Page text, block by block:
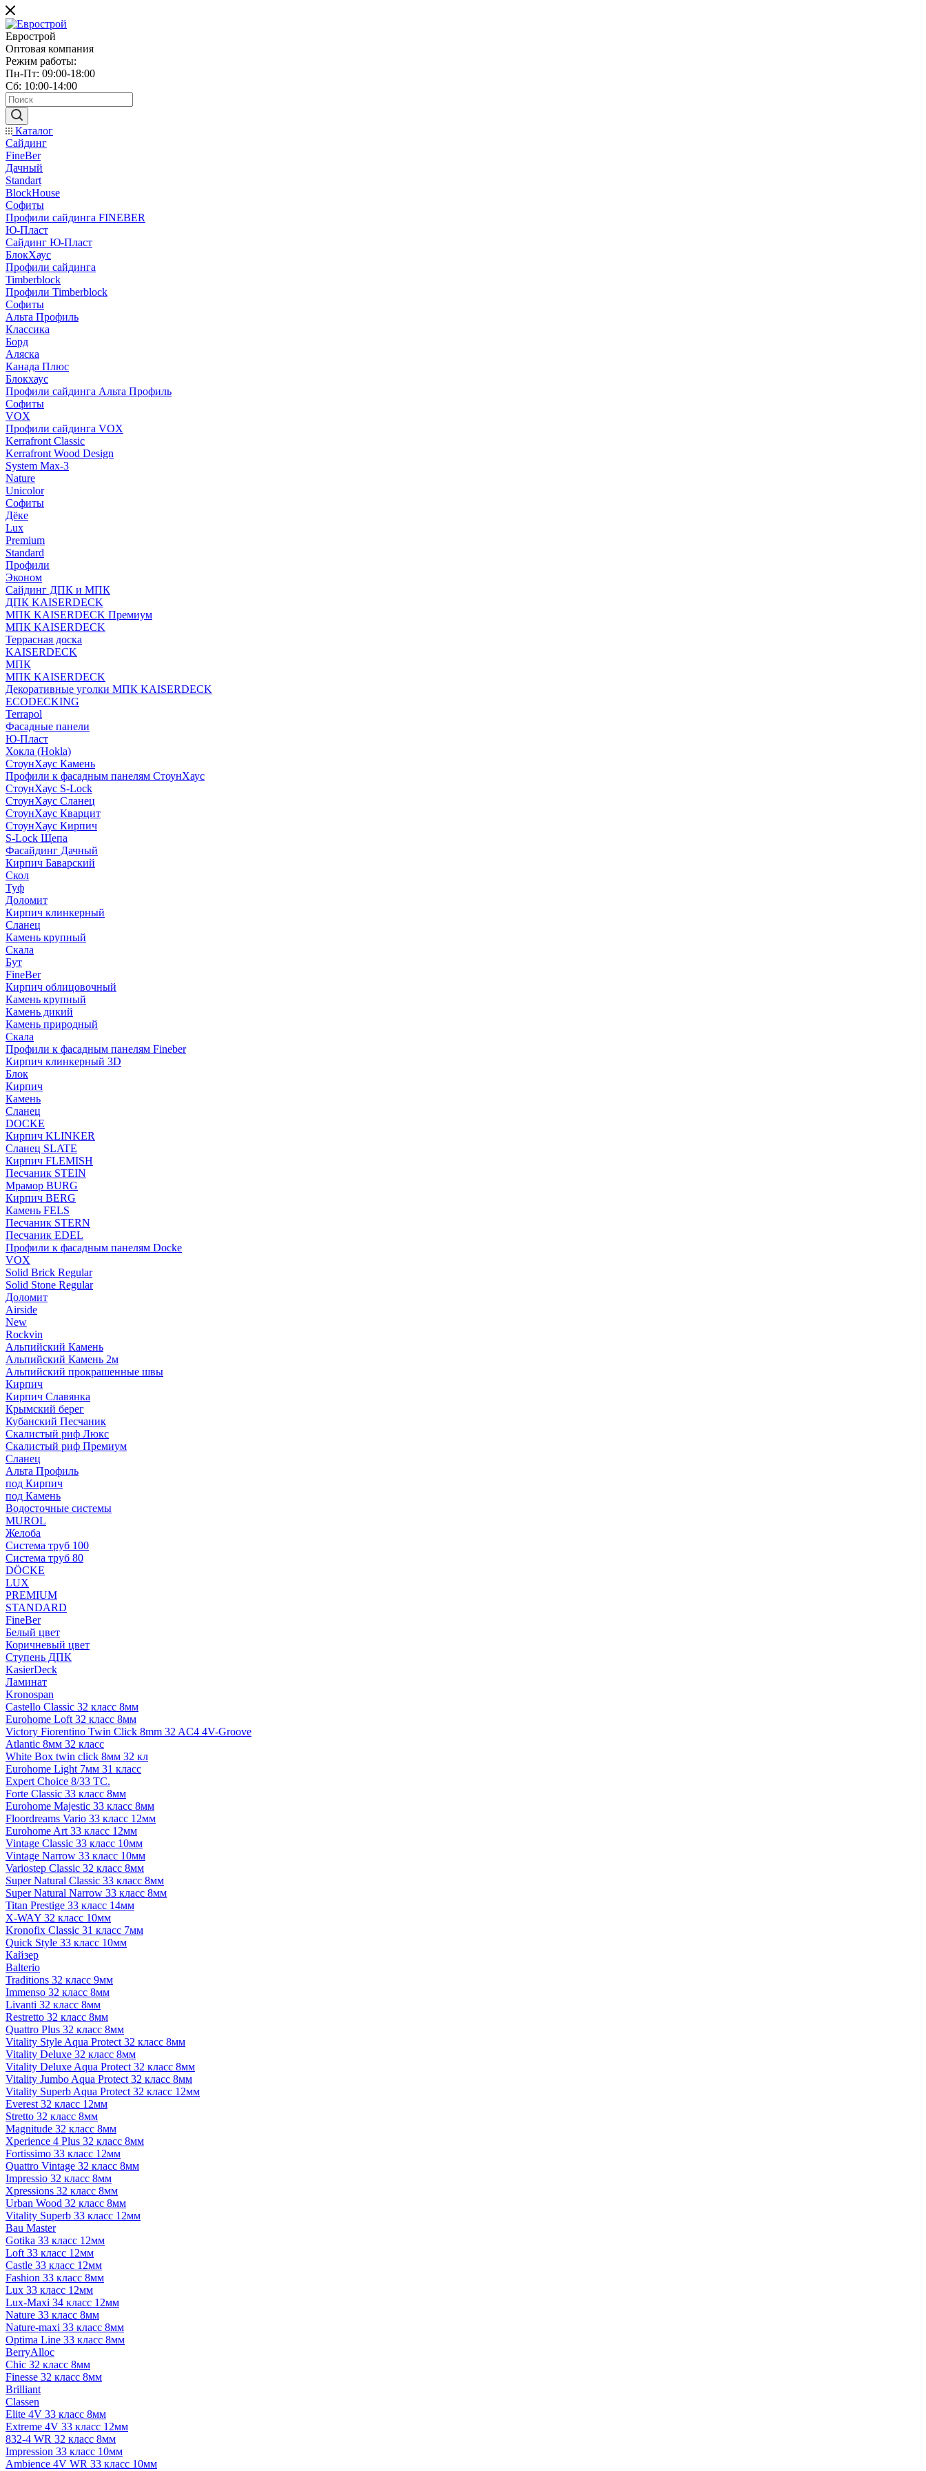
Еврострой
Оптовая компания
Режим работы:
Пн-Пт: 09:00-18:00
Сб: 10:00-14:00
Каталог
Сайдинг
FineBer
Дачный
Standart
BlockHouse
Софиты
Профили сайдинга FINEBER
Ю-Пласт
Сайдинг Ю-Пласт
БлокХаус
Профили сайдинга
Timberblock
Профили Timberblock
Софиты
Альта Профиль
Классика
Борд
Аляска
Канада Плюс
Блокхаус
Профили сайдинга Альта Профиль
Софиты
VOX
Профили сайдинга VOX
Kerrafront Classic
Kerrafront Wood Design
System Max-3
Nature
Unicolor
Софиты
Дёке
Lux
Premium
Standard
Профили
Эконом
Сайдинг ДПК и МПК
ДПК KAISERDECK
МПК KAISERDECK Премиум
МПК KAISERDECK
Террасная доска
KAISERDECK
МПК
МПК KAISERDECK
Декоративные уголки МПК KAISERDECK
ECODECKING
Terrapol
Фасадные панели
Ю-Пласт
Хокла (Hokla)
СтоунХаус Камень
Профили к фасадным панелям СтоунХаус
СтоунХаус S-Lock
СтоунХаус Сланец
СтоунХаус Кварцит
СтоунХаус Кирпич
S-Lock Щепа
Фасайдинг Дачный
Кирпич Баварский
Скол
Туф
Доломит
Кирпич клинкерный
Сланец
Камень крупный
Скала
Бут
FineBer
Кирпич облицовочный
Камень крупный
Камень дикий
Камень природный
Скала
Профили к фасадным панелям Fineber
Кирпич клинкерный 3D
Блок
Кирпич
Камень
Сланец
DOCKE
Кирпич KLINKER
Сланец SLATE
Кирпич FLEMISH
Пес­ча­ник STEIN
Мрамор BURG
Кирпич BERG
Камень FELS
Пес­ча­ник STERN
Пес­ча­ник EDEL
Профили к фасадным панелям Docke
VOX
Solid Brick Regular
Solid Stone Regular
Доломит
Airside
New
Rockvin
Альпийский Камень
Альпийский Камень 2м
Альпийский прокрашенные швы
Кирпич
Кирпич Славянка
Крымский берег
Кубанский Песчаник
Скалистый риф Люкс
Скалистый риф Премиум
Сланец
Альта Профиль
под Кирпич
под Камень
Водосточные системы
MUROL
Желоба
Система труб 100
Система труб 80
DÖCKE
LUX
PREMIUM
STANDARD
FineBer
Белый цвет
Коричневый цвет
Ступень ДПК
KasierDeck
Ламинат
Kronospan
Castello Classic 32 класс 8мм
Eurohome Loft 32 класс 8мм
Victory Fiorentino Twin Click 8mm 32 AC4 4V-Groove
Atlantic 8мм 32 класс
White Box twin click 8мм 32 кл
Eurohome Light 7мм 31 класс
Expert Choice 8/33 TC.
Forte Classic 33 класс 8мм
Eurohome Majestic 33 класс 8мм
Floordreams Vario 33 класс 12мм
Eurohome Art 33 класс 12мм
Vintage Classic 33 класс 10мм
Vintage Narrow 33 класс 10мм
Variostep Classic 32 класс 8мм
Super Natural Classic 33 класс 8мм
Super Natural Narrow 33 класс 8мм
Titan Prestige 33 класс 14мм
X-WAY 32 класс 10мм
Kronofix Classic 31 класс 7мм
Quick Style 33 класс 10мм
Кайзер
Balterio
Traditions 32 класс 9мм
Immenso 32 класс 8мм
Livanti 32 класс 8мм
Restretto 32 класс 8мм
Quattro Plus 32 класс 8мм
Vitality Style Aqua Protect 32 класс 8мм
Vitality Deluxe 32 класс 8мм
Vitality Deluxe Aqua Protect 32 класс 8мм
Vitality Jumbo Aqua Protect 32 класс 8мм
Vitality Superb Aqua Protect 32 класс 12мм
Everest 32 класс 12мм
Stretto 32 класс 8мм
Magnitude 32 класс 8мм
Xperience 4 Plus 32 класс 8мм
Fortissimo 33 класс 12мм
Quattro Vintage 32 класс 8мм
Impressio 32 класс 8мм
Xpressions 32 класс 8мм
Urban Wood 32 класс 8мм
Vitality Superb 33 класс 12мм
Bau Master
Gotika 33 класс 12мм
Loft 33 класс 12мм
Castle 33 класс 12мм
Fashion 33 класс 8мм
Lux 33 класс 12мм
Lux-Maxi 34 класс 12мм
Nature 33 класс 8мм
Nature-maxi 33 класс 8мм
Optima Line 33 класс 8мм
BerryAlloc
Chic 32 класс 8мм
Finesse 32 класс 8мм
Brilliant
Classen
Elite 4V 33 класс 8мм
Extreme 4V 33 класс 12мм
832-4 WR 32 класс 8мм
Impression 33 класс 10мм
Ambience 4V WR 33 класс 10мм